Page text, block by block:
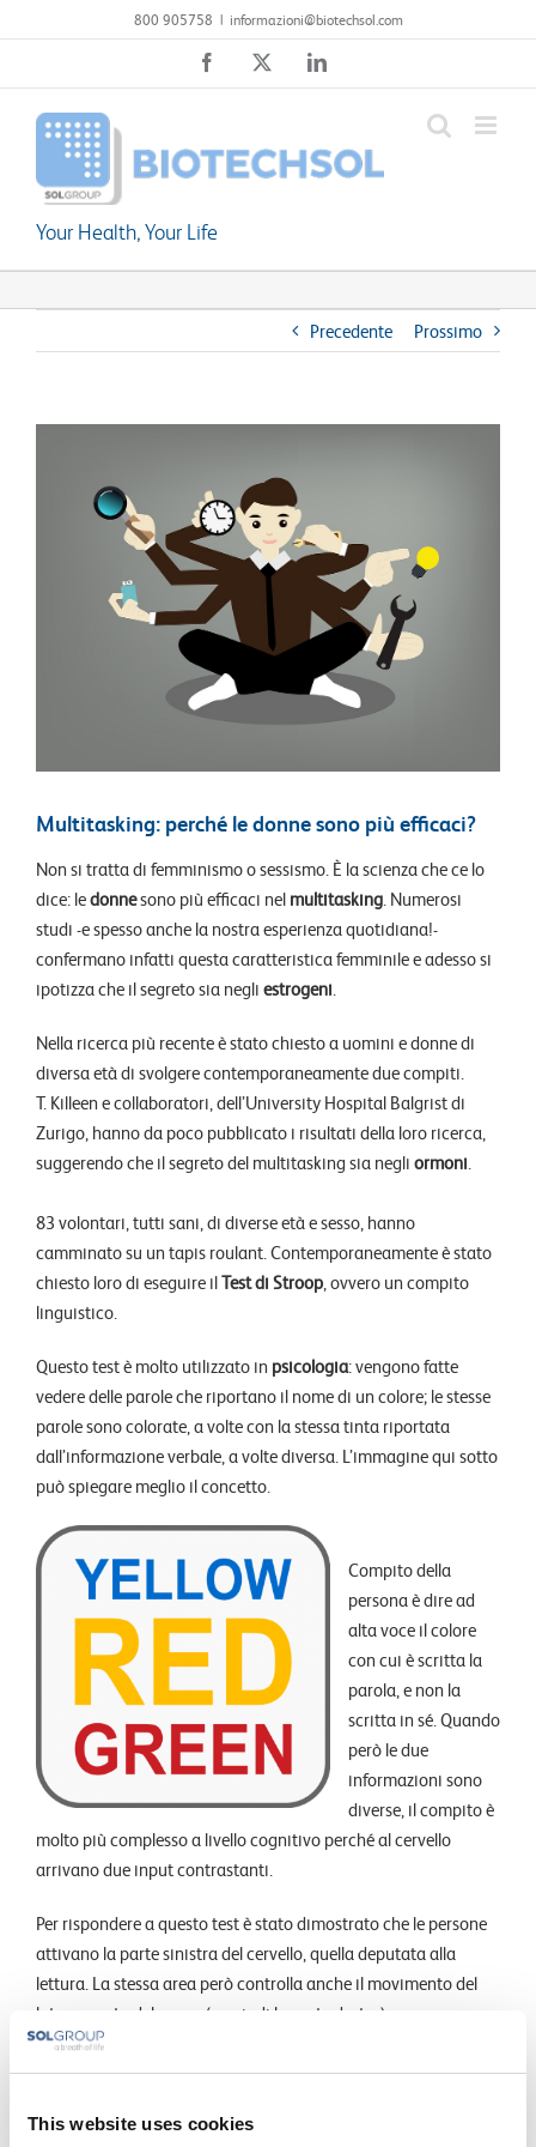
This website uses cookies
al
800 905758 | informazioni@biotechsol.com
Facebook LinkedIn
Your Health, Your Life
Precedente Prossimo
Multitasking: perché le donne sono più efficaci?
Non si tratta di femminismo o sessismo. È la scienza che ce lo
dice: ledonnesono più efficaci nel multitasking. Numerosi
studi -e spesso anche la nostra esperienza quotidiana!-
confermano infatti questa caratteristica femminile e adesso si
ipotizza che il segreto sia negli estrogeni.
Nella ricerca più recente è stato chiesto a uomini e donne di
diversa età di svolgere contemporaneamente due compiti.
T. Killeen e collaboratori, dell’University Hospital Balgrist di
Zurigo, hanno da poco pubblicato i risultati della loro ricerca,
suggerendo che il segreto del multitasking sia negli ormoni.
83 volontari, tutti sani, di diverse età e sesso, hanno
camminato su un tapis roulant. Contemporaneamente è stato
chiesto loro di eseguire ilTest di Stroop, ovvero un compito
linguistico.
Questo test è molto utilizzato in psicologia: vengono fatte
vedere delle parole che riportano il nome di un colore; le stesse
parole sono colorate, a volte con la stessa tinta riportata
dall’informazione verbale, a volte diversa. L’immagine qui sotto
può spiegare meglio il concetto.
Compito della
persona è dire ad
alta voce il colore
con cui è scritta la
parola, e non la
scritta in sé. Quando
però le due
informazioni sono
diverse, il compito è
molto più complesso a livello cognitivo perché al cervello
arrivano due input contrastanti.
Per rispondere a questo test è stato dimostrato che le persone
attivano la parte sinistra del cervello, quella deputata alla
lettura. La stessa area però controlla anche il movimento del
lato opposto del corpo (e quindi la parte destra).
Cosa è stato osservato? Senza Test di Stroop tutti i soggetti
oscillavano le due braccia in modo uguale. Aggiungendo
dall’emisfero sinistro) viene mosso di meno da tutti i